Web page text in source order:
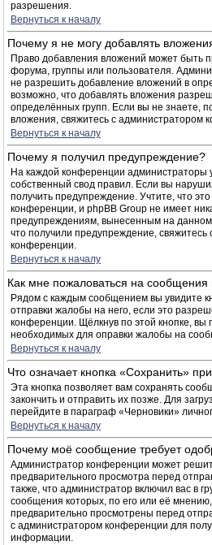
разрешения.
Вернуться к началу
Почему я не могу добавлять
Право добавления вложений может быть
форума, группы или пользователя.
не разрешить добавление вложений в
возможно, что добавлять вложения
определённых групп. Если вы не знаете,
вложения, свяжитесь с администратором
Вернуться к началу
Почему я получил предупреждение?
На каждой конференции администраторы
собственный свод правил. Если вы
получить предупреждение. Учтите, что
конференции, и phpBB Group не имеет
предупреждениям, вынесенным на
что получили предупреждение, свяжитесь
конференции.
Вернуться к началу
Как мне пожаловаться на сообщения
Рядом с каждым сообщением вы увидите
отправки жалобы на него, если это
конференции. Щёлкнув по этой кнопке, вы
необходимых для оправки жалобы на
Вернуться к началу
Что означает кнопка «Сохранить»
Эта кнопка позволяет вам сохранять
закончить и отправить их позже. Для
перейдите в параграф «Черновики»
Вернуться к началу
Почему моё сообщение требует
Администратор конференции может
предварительного просмотра перед
также, что администратор включил вас в
сообщения которых, по его или её
предварительно просмотрены перед
с администратором конференции для
информации.